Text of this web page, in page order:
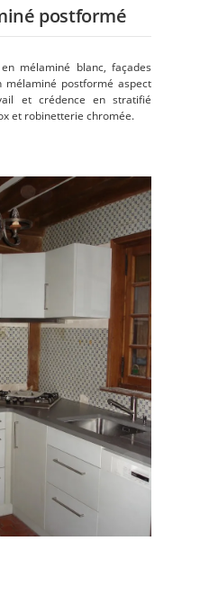
postformé
mélaminé blanc, façades
postformé aspect
et crédence en stratifié
et robinetterie chromée.